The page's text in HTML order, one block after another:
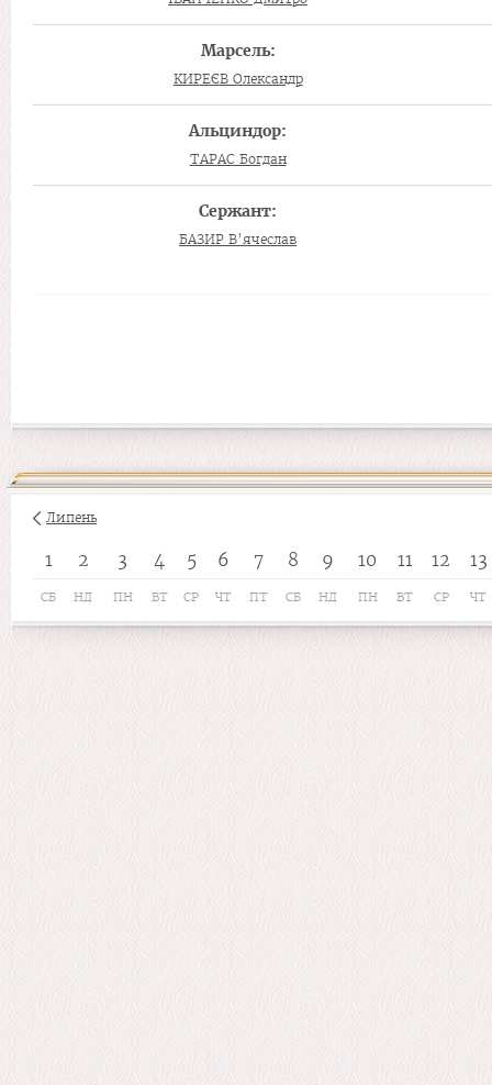
Марсель:
КИРЕЄВ Олександр
Альциндор:
ТАРАС Богдан
Сержант:
БАЗИР В’ячеслав
Липень
1 2 3 4 5 6 7 8 9 10 11 12 13
СБ НД ПН ВТ СР ЧТ ПТ СБ НД ПН ВТ СР ЧТ